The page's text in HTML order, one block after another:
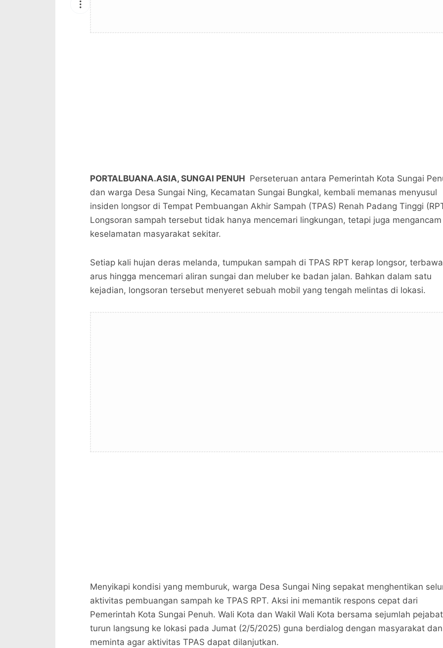
PORTALBUANA.ASIA, SUNGAI PENUH Perseteruan antara Pemerintah Kota Sungai
dan warga Desa Sungai Ning, Kecamatan Sungai Bungkal, kembali memanas menyusul
insiden longsor di Tempat Pembuangan Akhir Sampah (TPAS) Renah Padang Tinggi
Longsoran sampah tersebut tidak hanya mencemari lingkungan, tetapi juga mengancam
keselamatan masyarakat sekitar.
Setiap kali hujan deras melanda, tumpukan sampah di TPAS RPT kerap longsor, terbawa
arus hingga mencemari aliran sungai dan meluber ke badan jalan. Bahkan dalam satu
kejadian, longsoran tersebut menyeret sebuah mobil yang tengah melintas di lokasi.
Menyikapi kondisi yang memburuk, warga Desa Sungai Ning sepakat menghentikan
aktivitas pembuangan sampah ke TPAS RPT. Aksi ini memantik respons cepat dari
Pemerintah Kota Sungai Penuh. Wali Kota dan Wakil Wali Kota bersama sejumlah pejabat
turun langsung ke lokasi pada Jumat (2/5/2025) guna berdialog dengan masyarakat dan
meminta agar aktivitas TPAS dapat dilanjutkan.